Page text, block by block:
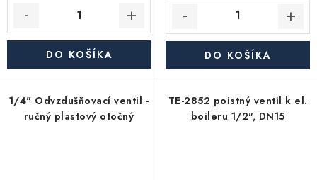
DO KOŠÍKA DO KOŠÍKA
1/4" Odvzdušňovací ventil -
ručný plastový otočný
TE-2852 poistný ventil k el.
boileru 1/2", DN15